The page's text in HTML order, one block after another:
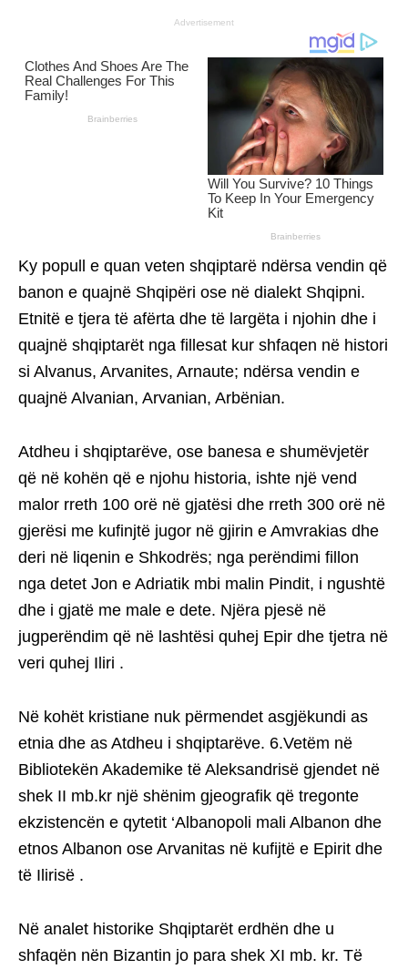
Advertisement
Ky popull e quan veten shqiptarë ndërsa vendin që
banon e quajnë Shqipëri ose në dialekt Shqipni.
Etnitë e tjera të afërta dhe të largëta i njohin dhe i
quajnë shqiptarët nga fillesat kur shfaqen në histori
si Alvanus, Arvanites, Arnaute; ndërsa vendin e
quajnë Alvanian, Arvanian, Arbënian.
Atdheu i shqiptarëve, ose banesa e shumëvjetër
që në kohën që e njohu historia, ishte një vend
malor rreth 100 orë në gjatësi dhe rreth 300 orë në
gjerësi me kufinjtë jugor në gjirin e Amvrakias dhe
deri në liqenin e Shkodrës; nga perëndimi fillon
nga detet Jon e Adriatik mbi malin Pindit, i ngushtë
dhe i gjatë me male e dete. Njëra pjesë në
jugperëndim që në lashtësi quhej Epir dhe tjetra në
veri quhej Iliri .
Në kohët kristiane nuk përmendet asgjëkundi as
etnia dhe as Atdheu i shqiptarëve. 6.Vetëm në
Bibliotekën Akademike të Aleksandrisë gjendet në
shek II mb.kr një shënim gjeografik që tregonte
ekzistencën e qytetit ‘Albanopoli mali Albanon dhe
etnos Albanon ose Arvanitas në kufijtë e Epirit dhe
të Ilirisë .
Në analet historike Shqiptarët erdhën dhe u
shfaqën nën Bizantin jo para shek XI mb. kr. Të